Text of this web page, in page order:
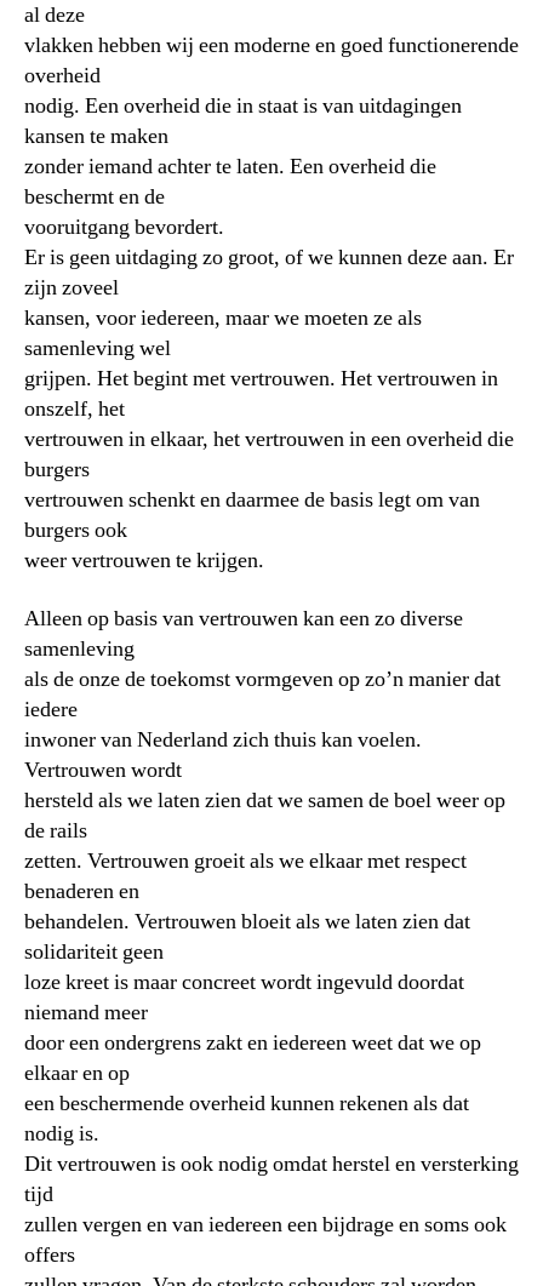
al deze
vlakken hebben wij een moderne en goed functionerende
overheid
nodig. Een overheid die in staat is van uitdagingen
kansen te maken
zonder iemand achter te laten. Een overheid die
beschermt en de
vooruitgang bevordert.
Er is geen uitdaging zo groot, of we kunnen deze aan. Er
zijn zoveel
kansen, voor iedereen, maar we moeten ze als
samenleving wel
grijpen. Het begint met vertrouwen. Het vertrouwen in
onszelf, het
vertrouwen in elkaar, het vertrouwen in een overheid die
burgers
vertrouwen schenkt en daarmee de basis legt om van
burgers ook
weer vertrouwen te krijgen.
Alleen op basis van vertrouwen kan een zo diverse
samenleving
als de onze de toekomst vormgeven op zo’n manier dat
iedere
inwoner van Nederland zich thuis kan voelen.
Vertrouwen wordt
hersteld als we laten zien dat we samen de boel weer op
de rails
zetten. Vertrouwen groeit als we elkaar met respect
benaderen en
behandelen. Vertrouwen bloeit als we laten zien dat
solidariteit geen
loze kreet is maar concreet wordt ingevuld doordat
niemand meer
door een ondergrens zakt en iedereen weet dat we op
elkaar en op
een beschermende overheid kunnen rekenen als dat
nodig is.
Dit vertrouwen is ook nodig omdat herstel en versterking
tijd
zullen vergen en van iedereen een bijdrage en soms ook
offers